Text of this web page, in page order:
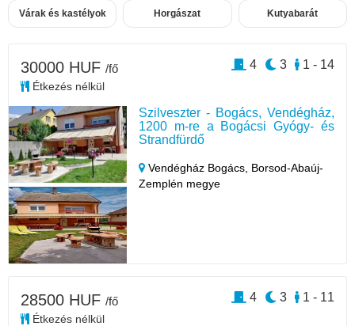
Várak és kastélyok Horgászat Kutyabarát
Szilveszter - Bogács, Vendégház,
1200 m-re a Bogácsi Gyógy- és
Strandfürdő
Vendégház Bogács, Borsod-Abaúj-
Zemplén megye
30000 HUF /fő
Étkezés nélkül
1 - 14
3
4
28500 HUF /fő
Étkezés nélkül
1 - 11
3
4